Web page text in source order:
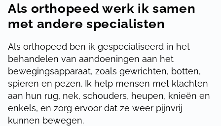
Als orthopeed werk ik samen
met andere specialisten
Als orthopeed ben ik gespecialiseerd in het
behandelen van aandoeningen aan het
bewegingsapparaat, zoals gewrichten, botten,
spieren en pezen. Ik help mensen met klachten
aan hun rug, nek, schouders, heupen, knieën en
enkels, en zorg ervoor dat ze weer pijnvrij
kunnen bewegen.